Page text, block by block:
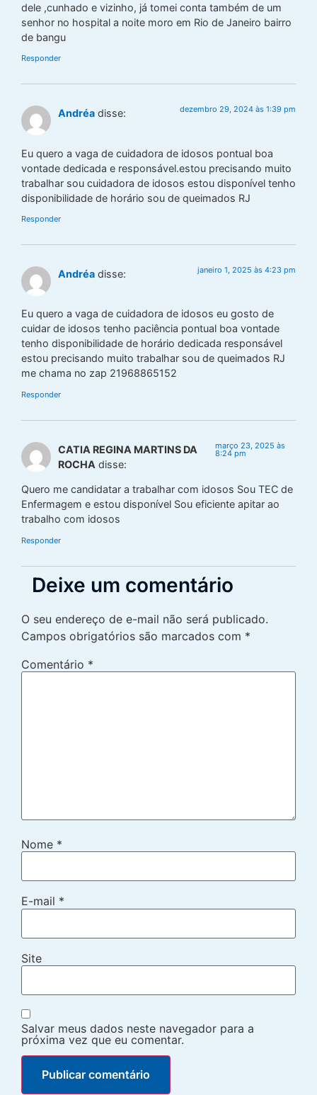
dele ,cunhado e vizinho, já tomei conta também de um
senhor no hospital a noite moro em Rio de Janeiro bairro
de bangu
Responder
Andréa disse: dezembro 29, 2024 às 1:39 pm
Eu quero a vaga de cuidadora de idosos pontual boa
vontade dedicada e responsável.estou precisando muito
trabalhar sou cuidadora de idosos estou disponível tenho
disponibilidade de horário sou de queimados RJ
Responder
Andréa disse: janeiro 1, 2025 às 4:23 pm
Eu quero a vaga de cuidadora de idosos eu gosto de
cuidar de idosos tenho paciência pontual boa vontade
tenho disponibilidade de horário dedicada responsável
estou precisando muito trabalhar sou de queimados RJ
me chama no zap 21968865152
Responder
CATIA REGINA MARTINS DA
ROCHA disse:
março 23, 2025 às
8:24 pm
Quero me candidatar a trabalhar com idosos Sou TEC de
Enfermagem e estou disponível Sou eficiente apitar ao
trabalho com idosos
Responder
Deixe um comentário
O seu endereço de e-mail não será publicado.
Campos obrigatórios são marcados com *
Comentário *
Nome *
E-mail *
Site
Salvar meus dados neste navegador para a
próxima vez que eu comentar.